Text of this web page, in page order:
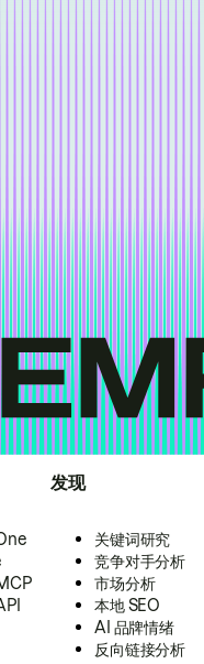
发现
关键词研究
竞争对手分析
市场分析
本地 SEO
AI 品牌情绪
反向链接分析